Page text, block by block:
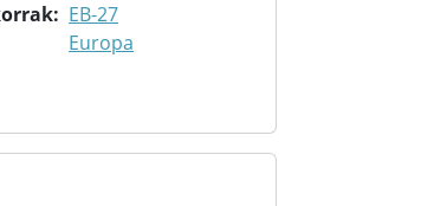
EB-27
Europa